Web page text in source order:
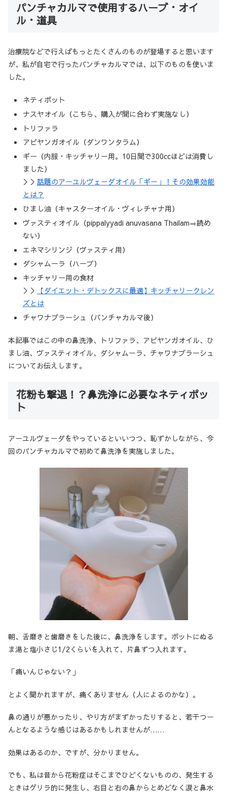
パンチャカルマで使用するハーブ・オイ
ル・道具
治療院などで行えばもっとたくさんのものが登場すると思います
が、私が自宅で行ったパンチャカルマでは、以下のものを使いま
した。
ネティポット
ナスヤオイル（こちら、購入が間に合わず実施なし）
トリファラ
アビヤンガオイル（ダンワンタラム）
ギー（内服・キッチャリー用。10日間で300ccほどは消費し
ました）
＞＞ 話題のアーユルヴェーダオイル「ギー」！その効果効能
とは？
ひまし油（キャスターオイル・ヴィレチャナ用）
ヴァスティオイル（pippalyyadi anuvasana Thailam⇒読め
ない）
エネマシリンジ（ヴァスティ用）
ダシャムーラ（ハーブ）
キッチャリー用の食材
＞＞
【ダイエット・デトックスに最適】キッチャリークレン
ズとは
チャワナプラーシュ（パンチャカルマ後）
本記事ではこの中の鼻洗浄、トリファラ、アビヤンガオイル、ひ
まし油、ヴァスティオイル、ダシャムーラ、チャワナプラーシュ
についてお伝えします。
花粉も撃退！？鼻洗浄に必要なネティポッ
ト
アーユルヴェーダをやっているといいつつ、恥ずかしながら、今
回のパンチャカルマで初めて鼻洗浄を実施しました。
朝、舌磨きと歯磨きをした後に、鼻洗浄をします。ポットにぬる
ま湯と塩小さじ1/2くらいを入れて、片鼻ずつ入れます。
「痛いんじゃない？」
とよく聞かれますが、痛くありません（人によるのかな）。
鼻の通りが悪かったり、やり方がまずかったりすると、若干つー
んとなるような感じはあるかもしれませんが……
効果はあるのか、ですが、分かりません。
でも、私は昔から花粉症はそこまでひどくないものの、発生する
ときはゲリラ的に発生し、右目と右の鼻からとめどなく涙と鼻水